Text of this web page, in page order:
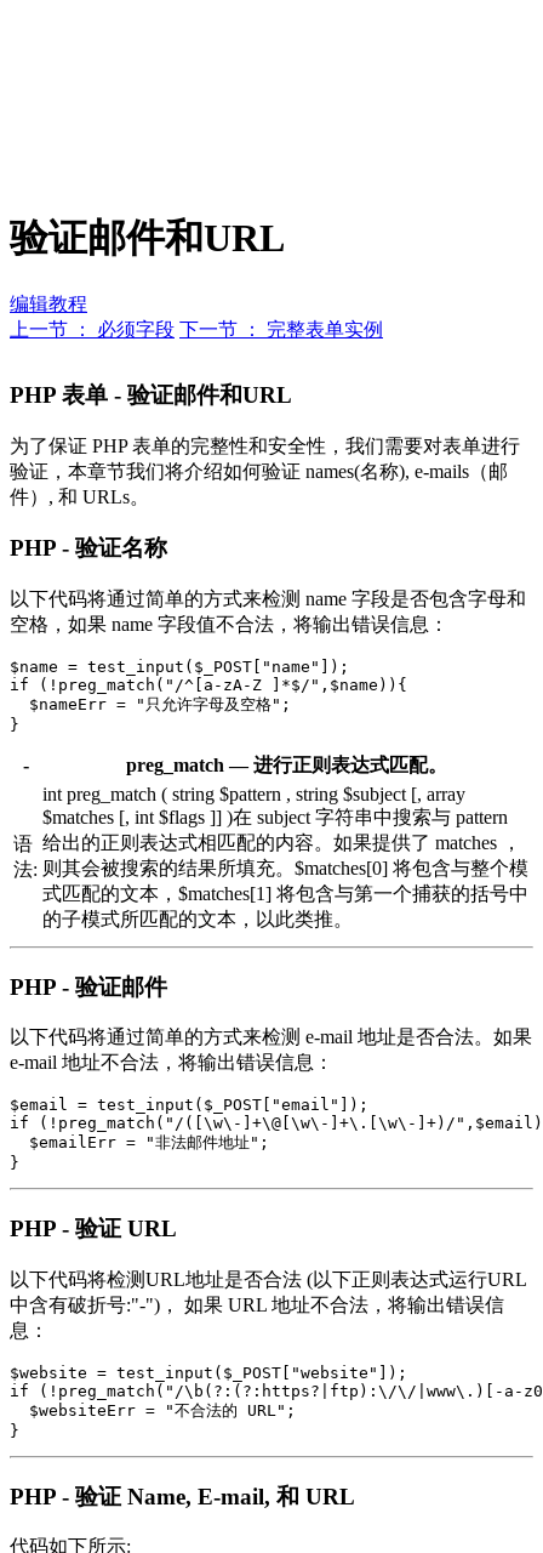
验证邮件和URL
编辑教程
上一节 ： 必须字段 下一节 ： 完整表单实例
PHP 表单 - 验证邮件和URL
为了保证 PHP 表单的完整性和安全性，我们需要对表单进行
验证，本章节我们将介绍如何验证 names(名称), e-mails（邮
件）, 和 URLs。
PHP - 验证名称
以下代码将通过简单的方式来检测 name 字段是否包含字母和
空格，如果 name 字段值不合法，将输出错误信息：
$name = test_input($_POST["name"]);
if (!preg_match("/^[a-zA-Z ]*$/",$name)){
  $nameErr = "只允许字母及空格";
- preg_match — 进行正则表达式匹配。
语
法:
int preg_match ( string $pattern , string $subject [, array
$matches [, int $flags ]] )在 subject 字符串中搜索与 pattern
给出的正则表达式相匹配的内容。如果提供了 matches ，
则其会被搜索的结果所填充。$matches[0] 将包含与整个模
式匹配的文本，$matches[1] 将包含与第一个捕获的括号中
的子模式所匹配的文本，以此类推。
PHP - 验证邮件
以下代码将通过简单的方式来检测 e-mail 地址是否合法。如果
e-mail 地址不合法，将输出错误信息：
$email = test_input($_POST["email"]);
if (!preg_match("/([\w\-]+\@[\w\-]+\.[\w\-]+)/
  $emailErr = "非法邮件地址";
PHP - 验证 URL
以下代码将检测URL地址是否合法 (以下正则表达式运行URL
中含有破折号:"-")， 如果 URL 地址不合法，将输出错误信
息：
$website = test_input($_POST["website"]);
if (!preg_match("/\b(?:(?:https?|ftp):\/\/|www\.)[-a-z0-
  $websiteErr = "不合法的 URL";
PHP - 验证 Name, E-mail, 和 URL
代码如下所示: